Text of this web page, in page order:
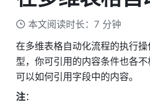
本文阅读时长：7 分钟
在多维表格自动化流程的执行
型，你可引用的内容条件也各
可以如何引用字段中的内容。
注：